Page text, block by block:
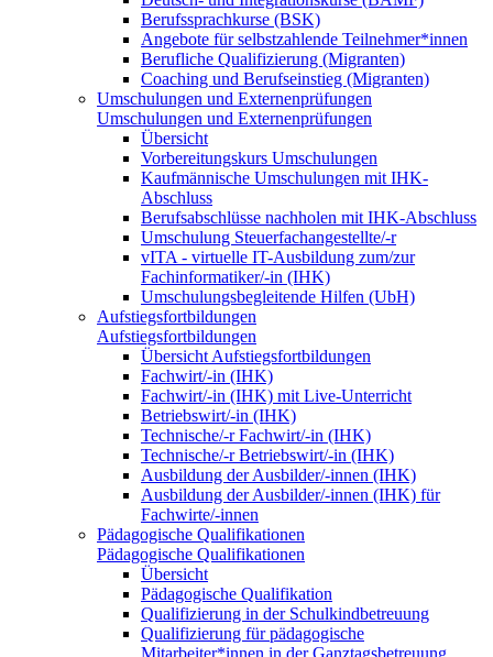
Berufssprachkurse (BSK)
Angebote für selbstzahlende Teilnehmer*innen
Berufliche Qualifizierung (Migranten)
Coaching und Berufseinstieg (Migranten)
Umschulungen und Externenprüfungen
Umschulungen und Externenprüfungen
Übersicht
Vorbereitungskurs Umschulungen
Kaufmännische Umschulungen mit IHK-
Abschluss
Berufsabschlüsse nachholen mit IHK-Abschluss
Umschulung Steuerfachangestellte/-r
vITA - virtuelle IT-Ausbildung zum/zur
Fachinformatiker/-in (IHK)
Umschulungsbegleitende Hilfen (UbH)
Aufstiegsfortbildungen
Aufstiegsfortbildungen
Übersicht Aufstiegsfortbildungen
Fachwirt/-in (IHK)
Fachwirt/-in (IHK) mit Live-Unterricht
Betriebswirt/-in (IHK)
Technische/-r Fachwirt/-in (IHK)
Technische/-r Betriebswirt/-in (IHK)
Ausbildung der Ausbilder/-innen (IHK)
Ausbildung der Ausbilder/-innen (IHK) für
Fachwirte/-innen
Pädagogische Qualifikationen
Pädagogische Qualifikationen
Übersicht
Pädagogische Qualifikation
Qualifizierung in der Schulkindbetreuung
Qualifizierung für pädagogische
Mitarbeiter*innen in der Ganztagsbetreuung